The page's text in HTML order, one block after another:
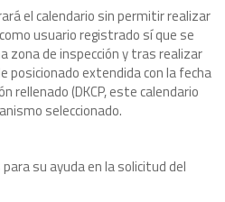
el calendario sin permitir realizar
usuario registrado sí que se
zona de inspección y tras realizar
posicionado extendida con la fecha
rellenado (DKCP, este calendario
seleccionado.
su ayuda en la solicitud del